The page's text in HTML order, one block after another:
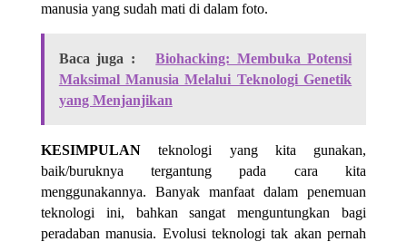
manusia yang sudah mati di dalam foto.
Baca juga :
Biohacking: Membuka Potensi
Maksimal Manusia Melalui Teknologi Genetik
yang Menjanjikan
KESIMPULANteknologi yang kita gunakan,
baik/buruknya tergantung pada cara kita
menggunakannya. Banyak manfaat dalam penemuan
teknologi ini, bahkan sangat menguntungkan bagi
peradaban manusia. Evolusi teknologi tak akan pernah